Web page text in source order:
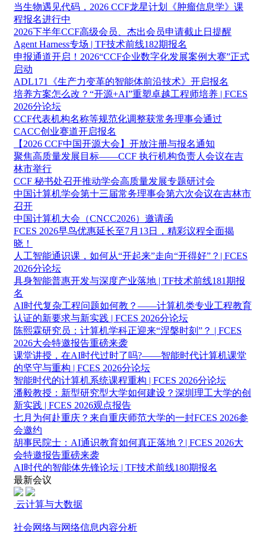
当生物遇见代码，2026 CCF龙星计划《肿瘤信息学》课
程报名进行中
2026下半年CCF高级会员、杰出会员申请截止日提醒
Agent Harness专场 | TF技术前线182期报名
申报通道开启！2026“CCF企业数字化发展案例大赛”正式
启动
ADL171《生产力变革的智能体前沿技术》开启报名
培养方案怎么改？“开源+AI”重塑卓越工程师培养 | FCES
2026分论坛
CCF代表机构名称等规范化调整获常务理事会通过
CACC创业赛道开启报名
【2026 CCF中国开源大会】开放注册与报名通知
聚焦高质量发展目标——CCF 执行机构负责人会议在吉
林市举行
CCF 秘书处召开推动学会高质量发展专题研讨会
中国计算机学会第十三届常务理事会第六次会议在吉林市
召开
中国计算机大会（CNCC2026）邀请函
FCES 2026早鸟优惠延长至7月13日，精彩议程全面揭
晓！
人工智能通识课，如何从“开起来”走向“开得好”？| FCES
2026分论坛
具身智能普惠开发与深度产业落地 | TF技术前线181期报
名
AI时代复杂工程问题如何教？——计算机类专业工程教育
认证的新要求与新实践 | FCES 2026分论坛
陈熙霖研究员：计算机学科正迎来“涅槃时刻”？ | FCES
2026大会特邀报告重磅来袭
课堂讲授，在AI时代过时了吗?——智能时代计算机课堂
的坚守与重构 | FCES 2026分论坛
智能时代的计算机系统课程重构 | FCES 2026分论坛
潘毅教授：新型研究型大学如何建设？深圳理工大学的创
新实践 | FCES 2026观点报告
七月为何赴重庆？来自重庆师范大学的一封FCES 2026参
会邀约
胡事民院士：AI通识教育如何真正落地？| FCES 2026大
会特邀报告重磅来袭
AI时代的智能体先锋论坛 | TF技术前线180期报名
最新会议
云计算与大数据
社会网络与网络信息内容分析